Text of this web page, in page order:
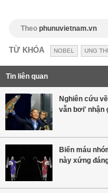
Theo phunuvietnam.vn
TỪ KHÓA NOBEL UNG
Tin liên quan
Nghiên cứu
vẫn bơi' nhận
Biến máu
này xứng